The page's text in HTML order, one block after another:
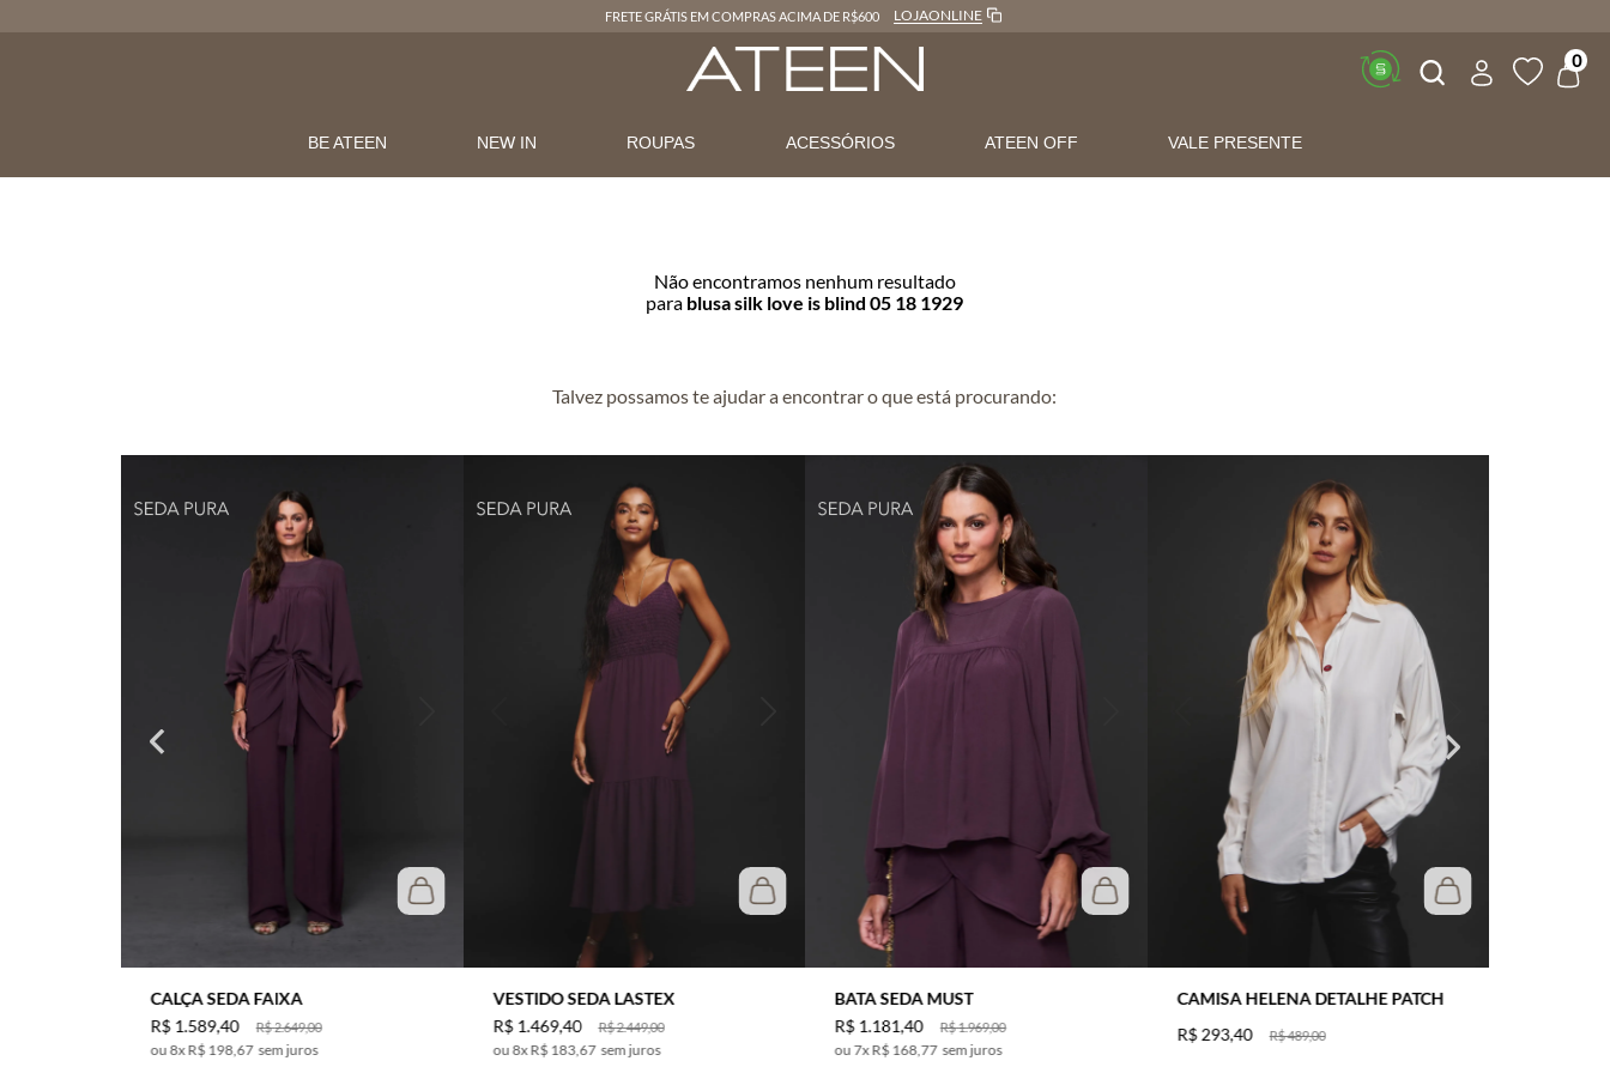
FRETE GRÁTIS EM COMPRAS ACIMA DE R$600 LOJAONLINE
Buscar 0
BE ATEEN NEW IN ROUPAS ACESSÓRIOS ATEEN OFF VALE PRESENTE
Não encontramos nenhum resultado
para blusa silk love is blind 05 18 1929
Talvez possamos te ajudar a encontrar o que está procurando:
CALÇA SEDA FAIXA
R$2.649,00
R$1.589,40
8xR$ 198,67 sem juros
VESTIDO SEDA LASTEX
R$2.449,00
R$ 1.469,40
8xR$ 183,67 sem juros
BATA SEDA MUST
R$1.969,00
R$1.181,40
7xR$ 168,77 sem juros
CAMISA HELENA DETALHE PATCH
R$489,00
R$ 293,40